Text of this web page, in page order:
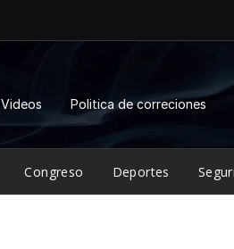
Videos Politica de correciones
Congreso Deportes